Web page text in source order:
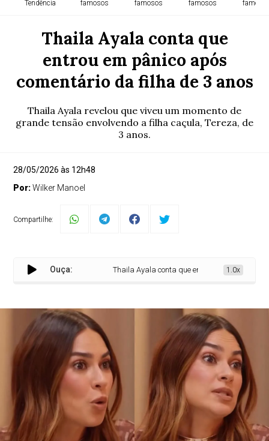
Tendência famosos famosos famosos
Thaila Ayala conta que
entrou em pânico após
comentário da filha de 3 anos
Thaila Ayala revelou que viveu um momento de
grande tensão envolvendo a filha caçula, Tereza, de
3 anos.
28/05/2026 às 12h48
Por:Wilker Manoel
Compartilhe:
Ouça: Thaila Ayala conta que entrou em pânico após
1.0x